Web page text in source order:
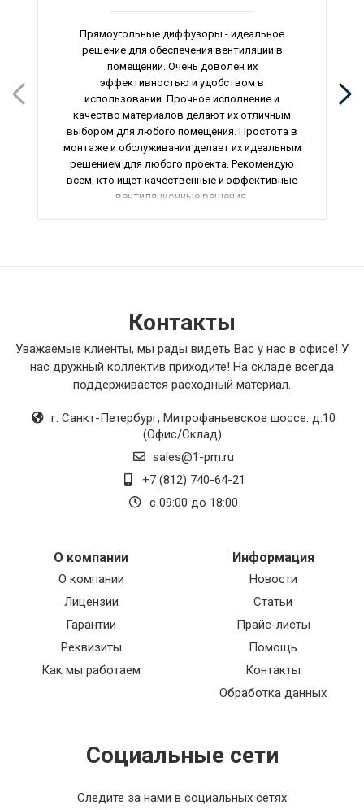
Прямоугольные диффузоры - идеальное
решение для обеспечения вентиляции в
помещении. Очень доволен их
эффективностью и удобством в
использовании. Прочное исполнение и
качество материалов делают их отличным
выбором для любого помещения. Простота в
монтаже и обслуживании делает их идеальным
решением для любого проекта. Рекомендую
всем, кто ищет качественные и эффективные
вентиляционные решения.
Контакты
Уважаемые клиенты, мы рады видеть Вас у нас в офисе! У
нас дружный коллектив приходите! На складе всегда
поддерживается расходный материал.
г. Санкт-Петербург, Митрофаньевское шоссе. д.10
(Офис/Склад)
sales@1-pm.ru
+7 (812) 740-64-21
с 09:00 до 18:00
О компании
О компании
Лицензии
Гарантии
Реквизиты
Как мы работаем
Информация
Новости
Статьи
Прайс-листы
Помощь
Контакты
Обработка данных
Социальные сети
Следите за нами в социальных сетях